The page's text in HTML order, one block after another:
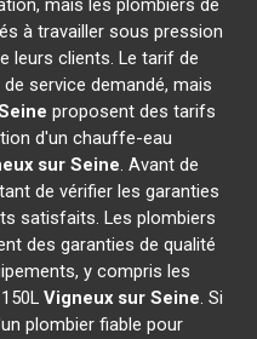
mais les plombiers de
à travailler sous pression
leurs clients. Le tarif de
service demandé, mais
proposent des tarifs
d'un chauffe-eau
sur Seine. Avant de
de vérifier les garanties
satisfaits. Les plombiers
des garanties de qualité
y compris les
Vigneux sur Seine. Si
plombier fiable pour